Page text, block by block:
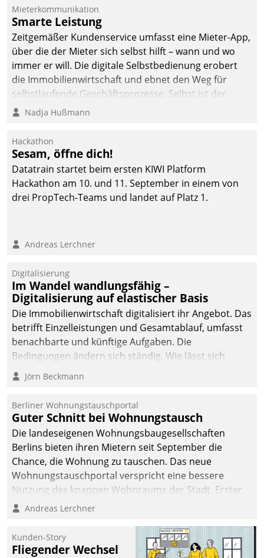
Mieterkommunikation
Smarte Leistung
Zeitgemäßer Kundenservice umfasst eine Mieter-App,
über die der Mieter sich selbst hilft – wann und wo
immer er will. Die digitale Selbstbedienung erobert
die Immobilienwirtschaft und ebnet den Weg für
selbstlaufende Geschäftsprozesse. Selbst ist der
Kunde und smart der Serviceanbieter.
Nadja Hußmann
Hackathon
Sesam, öffne dich!
Datatrain startet beim ersten KIWI Platform
Hackathon am 10. und 11. September in einem von
drei PropTech-Teams und landet auf Platz 1.
Andreas Lerchner
Digitalisierung
Im Wandel wandlungsfähig –
Digitalisierung auf elastischer Basis
Die Immobilienwirtschaft digitalisiert ihr Angebot. Das
betrifft Einzelleistungen und Gesamtablauf, umfasst
benachbarte und künftige Aufgaben. Die
Bedingungen ändern sich ständig. Wie lässt sich
technisch die Kontrolle wahren und zugleich Freiraum
fürs Wachsen öffnen?
Jörn Beckmann
Berliner Wohnungstauschportal
Guter Schnitt bei Wohnungstausch
Die landeseigenen Wohnungsbaugesellschaften
Berlins bieten ihren Mietern seit September die
Chance, die Wohnung zu tauschen. Das neue
Wohnungstauschportal verspricht eine bessere
Nutzung des knappen Wohnraums der Stadt. Erster
Anwendungsfall für Datatrains Lösung API-Hub mit
Unternehmen.
Andreas Lerchner
Kunden-Story
Fliegender Wechsel